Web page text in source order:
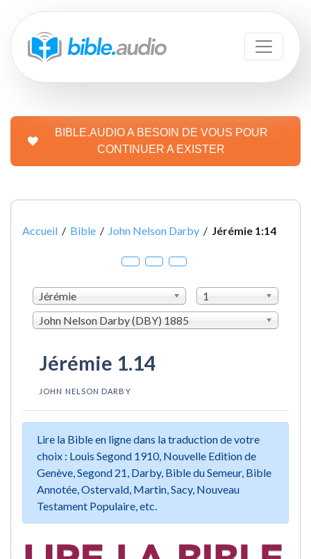
BIBLE.AUDIO A BESOIN DE VOUS POUR
CONTINUER A EXISTER
Accueil / Bible / John Nelson Darby / Jérémie 1:14
Jérémie
1
John Nelson Darby (DBY) 1885
Jérémie 1.14
JOHN NELSON DARBY
Lire la Bible en ligne dans la traduction de votre
choix : Louis Segond 1910, Nouvelle Edition de
Genève, Segond 21, Darby, Bible du Semeur, Bible
Annotée, Ostervald, Martin, Sacy, Nouveau
Testament Populaire, etc.